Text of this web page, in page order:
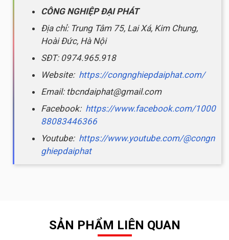
CÔNG NGHIỆP ĐẠI PHÁT
Địa chỉ: Trung Tâm 75, Lai Xá, Kim Chung,
Hoài Đức, Hà Nội
SĐT: 0974.965.918
Website: https://congnghiepdaiphat.com/
Email: tbcndaiphat@gmail.com
Facebook: https://www.facebook.com/1000
88083446366
Youtube: https://www.youtube.com/@congn
ghiepdaiphat
SẢN PHẨM LIÊN QUAN